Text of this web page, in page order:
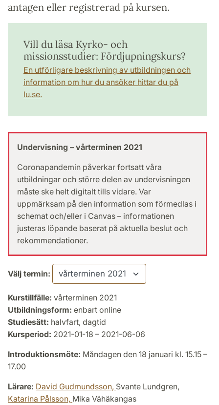
antagen eller registrerad på kursen.
Vill du läsa Kyrko- och
missionsstudier: Fördjupningskurs?
En utförligare beskrivning av utbildningen och
information om hur du ansöker hittar du på
lu.se.
Undervisning – vårterminen 2021
Coronapandemin påverkar fortsatt våra
utbildningar och större delen av undervisningen
måste ske helt digitalt tills vidare. Var
uppmärksam på den information som förmedlas i
schemat och/eller i Canvas – informationen
justeras löpande baserat på aktuella beslut och
rekommendationer.
Välj termin:
Kurstillfälle: vårterminen 2021
Utbildningsform: enbart online
Studiesätt: halvfart, dagtid
Kursperiod: 2021-01-18 – 2021-06-06
Introduktionsmöte: Måndagen den 18 januari kl. 15.15 –
17.00
Lärare: David Gudmundsson, Svante Lundgren,
Katarina Pålsson, Mika Vähäkangas